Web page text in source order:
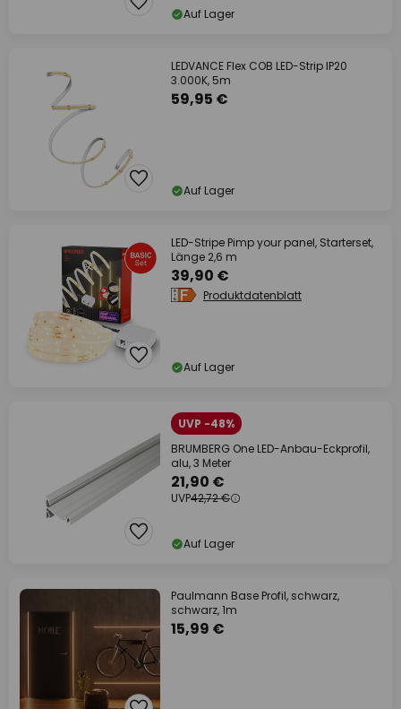
Auf Lager
LEDVANCE Flex COB LED-Strip IP20
3.000K, 5m
59,95 €
Auf Lager
LED-Stripe Pimp your panel, Starterset,
Länge 2,6 m
39,90 €
Produktdatenblatt
Auf Lager
UVP -48%
BRUMBERG One LED-Anbau-Eckprofil,
alu, 3 Meter
21,90 €
UVP42,72 €
Auf Lager
Paulmann Base Profil, schwarz,
schwarz, 1m
15,99 €